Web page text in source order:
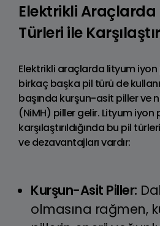
Elektrikli Araçlarda
Türleri ile
Elektrikli araçlarda lityum iyon
birkaç başka pil türü de
başında kurşun-asit piller ve
(NiMH) piller gelir. Lityum iyon
karşılaştırıldığında bu pil
ve dezavantajları vardır:
Kurşun-Asit Piller:
olmasına rağmen,